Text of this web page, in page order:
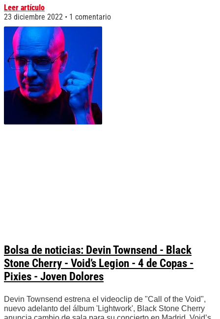
Leer artículo
23 diciembre 2022
1 comentario
Bolsa de noticias: Devin Townsend - Black
Stone Cherry - Void’s Legion - 4 de Copas -
Pixies - Joven Dolores
Devin Townsend estrena el videoclip de "Call of the Void",
nuevo adelanto del álbum 'Lightwork', Black Stone Cherry